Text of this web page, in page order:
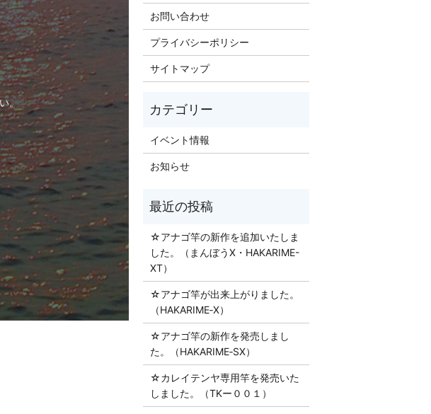
。
お問い合わせ
プライバシーポリシー
サイトマップ
イベント情報
お知らせ
☆アナゴ竿の新作を追加いたしま
した。（まんぼうX・HAKARIME-
XT）
☆アナゴ竿が出来上がりました。
（HAKARIME‐X）
☆アナゴ竿の新作を発売しまし
た。（HAKARIME‐SX）
☆カレイテンヤ専用竿を発売いた
しました。（TKー００１）